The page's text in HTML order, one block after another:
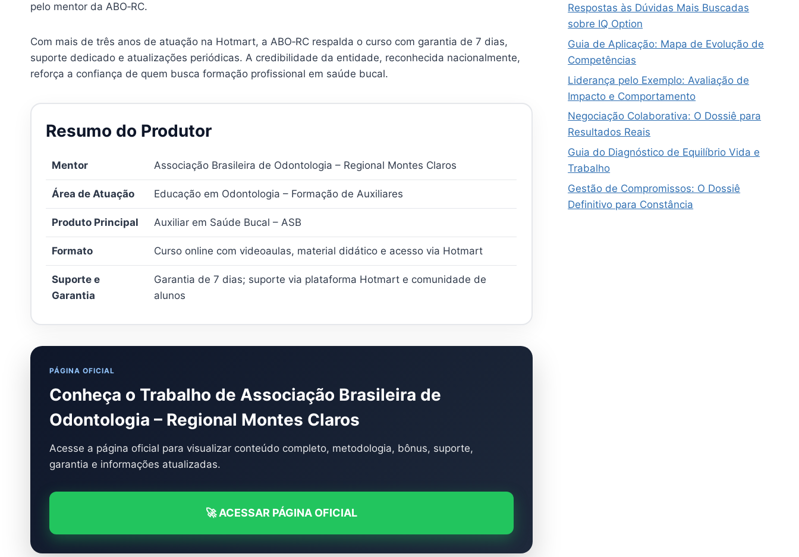
pelo mentor da ABO‑RC.
Com mais de três anos de atuação na Hotmart, a ABO‑RC respalda o curso com garantia de 7 dias,
suporte dedicado e atualizações periódicas. A credibilidade da entidade, reconhecida nacionalmente,
reforça a confiança de quem busca formação profissional em saúde bucal.
Resumo do Produtor
Mentor Associação Brasileira de Odontologia – Regional Montes Claros
Área de Atuação Educação em Odontologia – Formação de Auxiliares
Produto Principal Auxiliar em Saúde Bucal – ASB
Formato Curso online com videoaulas, material didático e acesso via Hotmart
Suporte e
Garantia
Garantia de 7 dias; suporte via plataforma Hotmart e comunidade de
alunos
PÁGINA OFICIAL
Conheça o Trabalho de Associação Brasileira de
Odontologia – Regional Montes Claros
Acesse a página oficial para visualizar conteúdo completo, metodologia, bônus, suporte,
garantia e informações atualizadas.
🚀 ACESSAR PÁGINA OFICIAL
Respostas às Dúvidas Mais Buscadas
sobre IQ Option
Guia de Aplicação: Mapa de Evolução de
Competências
Liderança pelo Exemplo: Avaliação de
Impacto e Comportamento
Negociação Colaborativa: O Dossiê para
Resultados Reais
Guia do Diagnóstico de Equilíbrio Vida e
Trabalho
Gestão de Compromissos: O Dossiê
Definitivo para Constância